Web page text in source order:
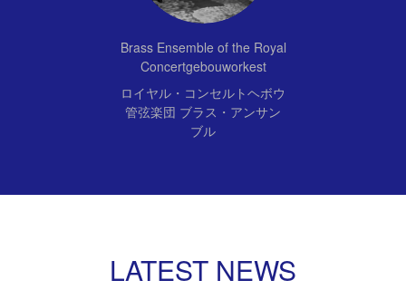
Brass Ensemble of the Royal
Concertgebouworkest
ロイヤル・コンセルトヘボウ
管弦楽団 ブラス・アンサン
ブル
LATEST NEWS